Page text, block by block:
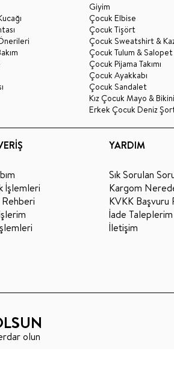
Giyim
Çocuk Elbise
Çocuk Tişört
Çocuk Sweatshirt &
Çocuk Tulum & Salopet
Çocuk Pijama Takımı
Çocuk Ayakkabı
Çocuk Sandalet
Kız Çocuk Mayo & Bikini
Erkek Çocuk Deniz
İşlemleri
YARDIM
Sık Sorulan
Kargom
KVKK Başvuru
İade Taleplerim
İletişim
olun